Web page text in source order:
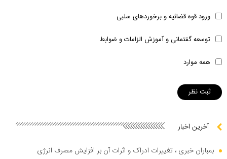
ورود قوه قضائیه و برخوردهای سلبی
توسعه گفتمانی و آموزش الزامات و ضوابط
همه موارد
آخرین اخبار
بمباران خبری ، تغییرات ادراک و اثرات آن بر افزایش مصرف انرژی